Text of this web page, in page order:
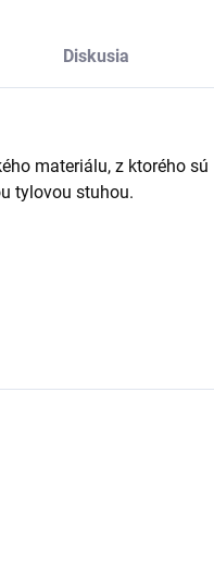
Diskusia
materiálu, z ktorého sú
tylovou stuhou.